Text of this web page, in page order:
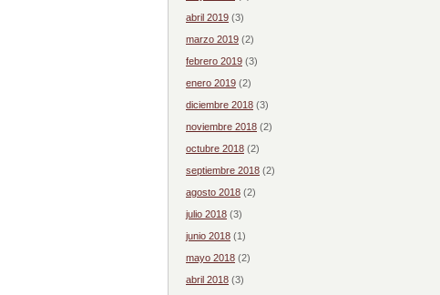
abril 2019 (3)
marzo 2019 (2)
febrero 2019 (3)
enero 2019 (2)
diciembre 2018 (3)
noviembre 2018 (2)
octubre 2018 (2)
septiembre 2018 (2)
agosto 2018 (2)
julio 2018 (3)
junio 2018 (1)
mayo 2018 (2)
abril 2018 (3)